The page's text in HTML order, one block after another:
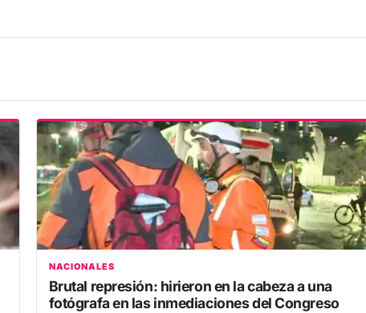
NACIONALES
Brutal represión: hirieron en la cabeza a una
fotógrafa en las inmediaciones del Congreso